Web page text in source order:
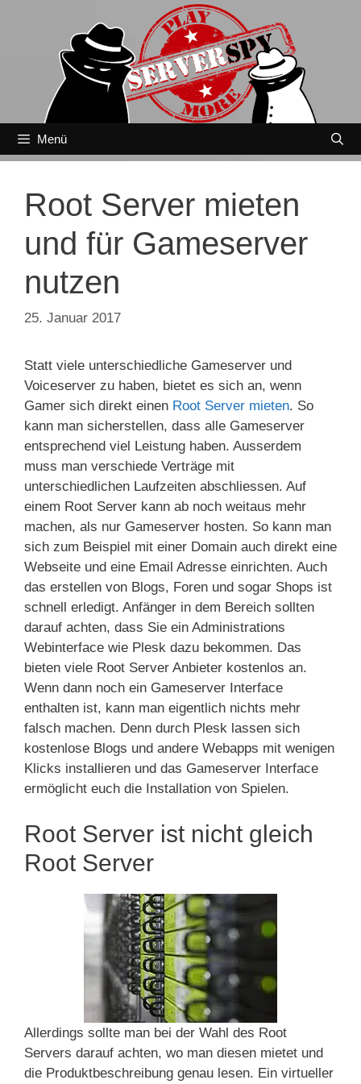
Menü
Root Server mieten
und für Gameserver
nutzen
25. Januar 2017
Statt viele unterschiedliche Gameserver und
Voiceserver zu haben, bietet es sich an, wenn
Gamer sich direkt einen Root Server mieten. So
kann man sicherstellen, dass alle Gameserver
entsprechend viel Leistung haben. Ausserdem
muss man verschiede Verträge mit
unterschiedlichen Laufzeiten abschliessen. Auf
einem Root Server kann ab noch weitaus mehr
machen, als nur Gameserver hosten. So kann man
sich zum Beispiel mit einer Domain auch direkt eine
Webseite und eine Email Adresse einrichten. Auch
das erstellen von Blogs, Foren und sogar Shops ist
schnell erledigt. Anfänger in dem Bereich sollten
darauf achten, dass Sie ein Administrations
Webinterface wie Plesk dazu bekommen. Das
bieten viele Root Server Anbieter kostenlos an.
Wenn dann noch ein Gameserver Interface
enthalten ist, kann man eigentlich nichts mehr
falsch machen. Denn durch Plesk lassen sich
kostenlose Blogs und andere Webapps mit wenigen
Klicks installieren und das Gameserver Interface
ermöglicht euch die Installation von Spielen.
Root Server ist nicht gleich
Root Server
Allerdings sollte man bei der Wahl des Root
Servers darauf achten, wo man diesen mietet und
die Produktbeschreibung genau lesen. Ein virtueller